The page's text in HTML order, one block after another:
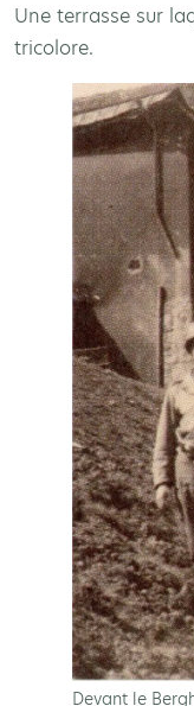
Une terrasse sur
tricolore.
Devant le